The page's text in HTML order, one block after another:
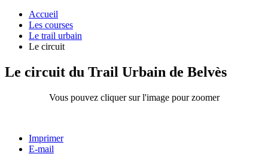
Accueil
Les courses
Le trail urbain
Le circuit
Le circuit du Trail Urbain de Belvès
Vous pouvez cliquer sur l'image pour zoomer
Imprimer
E-mail